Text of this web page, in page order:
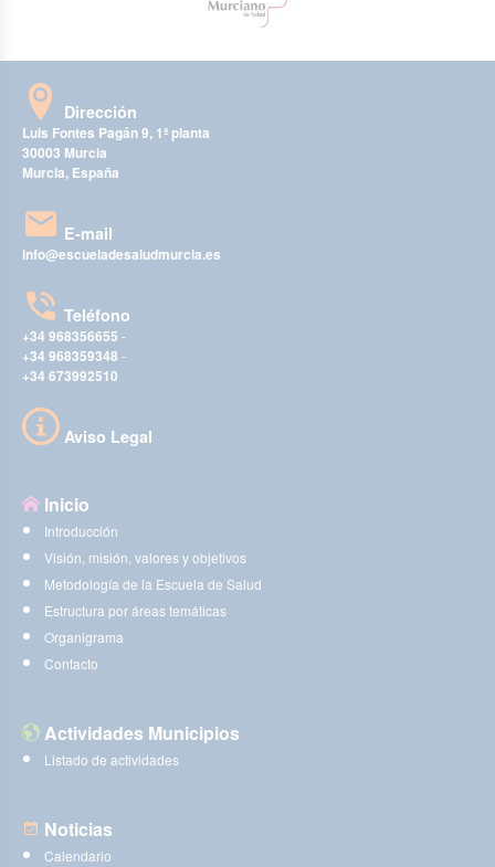
Dirección
Luis Fontes Pagán 9, 1ª planta
30003 Murcia
Murcia, España
E-mail
info@escueladesaludmurcia.es
Teléfono
+34 968356655 -
+34 968359348 -
+34 673992510
Aviso Legal
Inicio
Introducción
Visión, misión, valores y objetivos
Metodología de la Escuela de Salud
Estructura por áreas temáticas
Organigrama
Contacto
Actividades Municipios
Listado de actividades
Noticias
Calendario